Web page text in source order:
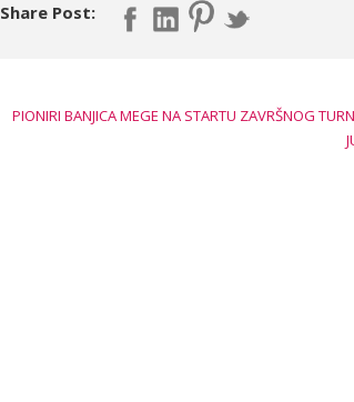
Share Post:
PIONIRI BANJICA MEGE NA STARTU ZAVRŠNOG